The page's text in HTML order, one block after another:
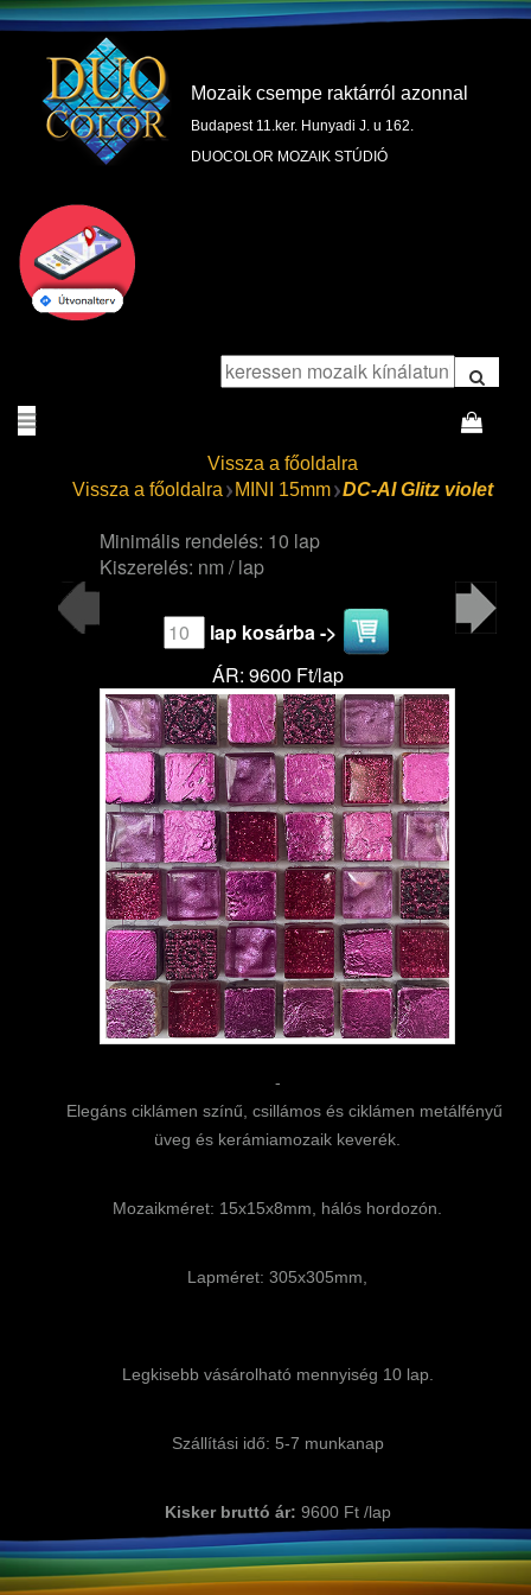
Mozaik csempe raktárról azonnal
Budapest 11.ker. Hunyadi J. u 162.
DUOCOLOR MOZAIK STÚDIÓ
Vissza a főoldalra
Vissza a főoldalra
MINI 15mm DC-AI Glitz violet
Minimális rendelés: 10 lap
Kiszerelés: nm / lap
lap kosárba ->
ÁR: 9600 Ft/lap
-
Elegáns ciklámen színű, csillámos és ciklámen metálfényű
üveg és kerámiamozaik keverék.
Mozaikméret: 15x15x8mm, hálós hordozón.
Lapméret: 305x305mm,
Legkisebb vásárolható mennyiség 10 lap.
Szállítási idő: 5-7 munkanap
Kisker bruttó ár: 9600 Ft /lap